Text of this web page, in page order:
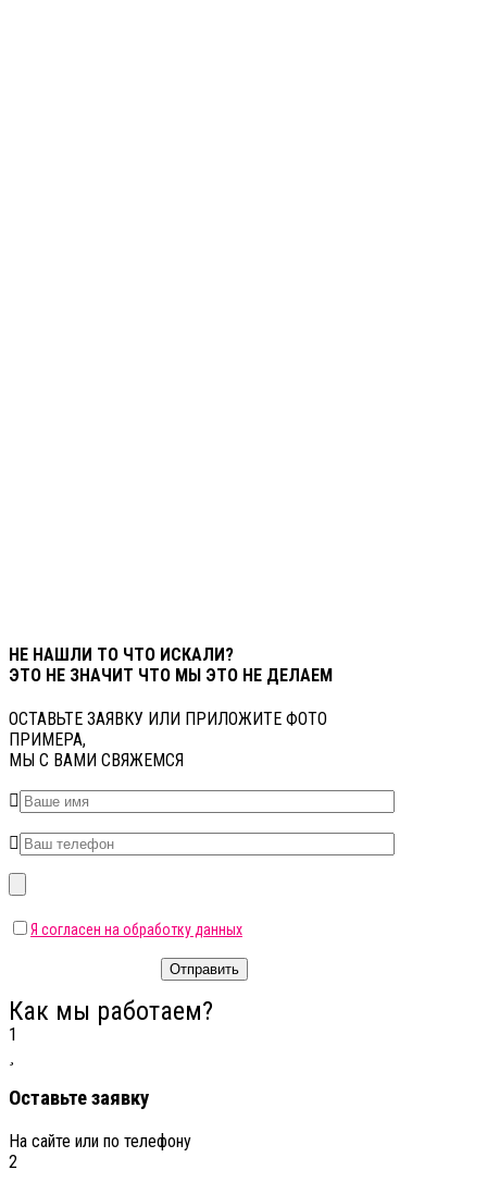
НЕ НАШЛИ ТО ЧТО ИСКАЛИ?
ЭТО НЕ ЗНАЧИТ ЧТО МЫ ЭТО НЕ ДЕЛАЕМ
ОСТАВЬТЕ ЗАЯВКУ ИЛИ ПРИЛОЖИТЕ ФОТО
ПРИМЕРА,
МЫ С ВАМИ СВЯЖЕМСЯ
Я согласен на обработку данных
Отправить
Как мы работаем?
1
Оставьте заявку
На сайте или по телефону
2